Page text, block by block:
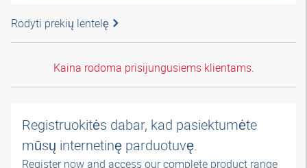
Rodyti prekių lentelę
Kaina rodoma prisijungusiems klientams.
Registruokitės dabar, kad pasiektumėte
mūsų internetinę parduotuvę.
Register now and access our complete product range